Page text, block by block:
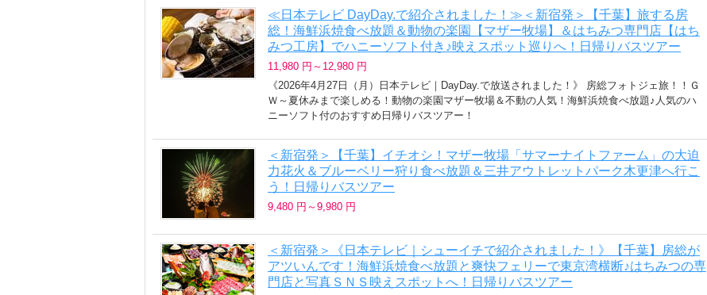
≪日本テレビ DayDay.で紹介されました！≫＜新宿発＞【千葉】旅する房
総！海鮮浜焼食べ放題＆動物の楽園【マザー牧場】＆はちみつ専門店【はち
みつ工房】でハニーソフト付き♪映えスポット巡りへ！日帰りバスツアー
11,980 円～12,980 円
《2026年4月27日（月）日本テレビ｜DayDay.で放送されました！》 房総フォトジェ旅！！Ｇ
Ｗ～夏休みまで楽しめる！動物の楽園マザー牧場＆不動の人気！海鮮浜焼食べ放題♪人気のハ
ニーソフト付のおすすめ日帰りバスツアー！
＜新宿発＞【千葉】イチオシ！マザー牧場「サマーナイトファーム」の大迫
力花火＆ブルーベリー狩り食べ放題＆三井アウトレットパーク木更津へ行こ
う！日帰りバスツアー
9,480 円～9,980 円
＜新宿発＞《日本テレビ｜シューイチで紹介されました！》【千葉】房総が
アツいんです！海鮮浜焼食べ放題と爽快フェリーで東京湾横断♪はちみつの専
門店と写真ＳＮＳ映えスポットへ！日帰りバスツアー